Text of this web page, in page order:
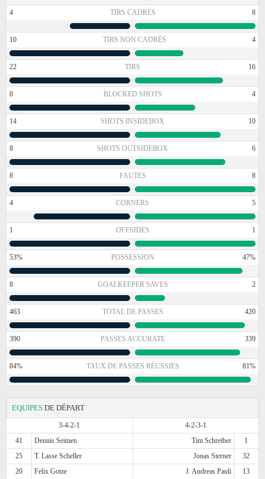
4 TIRS CADRÉS 8
10 TIRS NON CADRÉS 4
22 TIRS 16
8 BLOCKED SHOTS 4
14 SHOTS INSIDEBOX 10
8 SHOTS OUTSIDEBOX 6
8 FAUTES 8
4 CORNERS 5
1 OFFSIDES 1
53% POSSESSION 47%
8 GOALKEEPER SAVES 2
463 TOTAL DE PASSES 420
390 PASSES ACCURATE 339
84% TAUX DE PASSES RÉUSSIES 81%
EQUIPES DE DÉPART
3-4-2-1
4-2-3-1
41
Dennis Seimen Tim Schreiber
1
25
T. Lasse Scheller Jonas Sterner
32
20
Felix Gotze J. Andreas Pauli
13